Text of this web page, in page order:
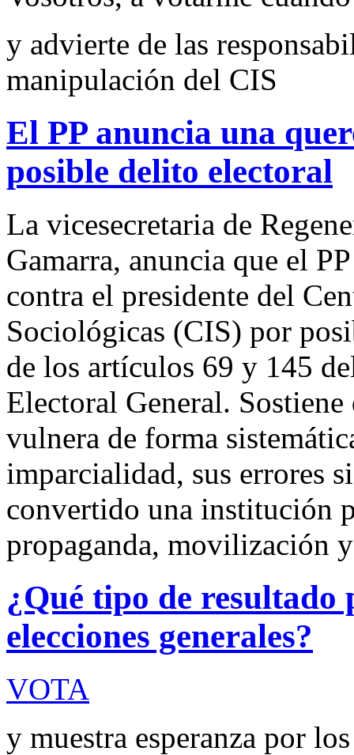
y advierte de las
manipulación del CIS
El PP anuncia una
posible delito electoral
La vicesecretaria de
Gamarra, anuncia que el
contra el presidente del
Sociológicas (CIS) por
de los artículos 69 y 145
Electoral General.
vulnera de forma
imparcialidad, sus errores
convertido una institución
propaganda, movilización
¿Qué tipo de resultado
elecciones generales?
VOTA
y muestra esperanza por